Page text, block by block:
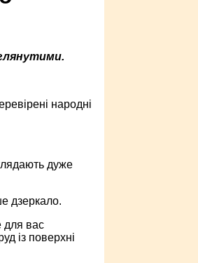
народні
дуже
дзеркало.
для вас
із поверхні